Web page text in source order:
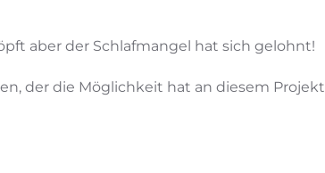
aber der Schlafmangel hat sich gelohnt!
der die Möglichkeit hat an diesem Projekt